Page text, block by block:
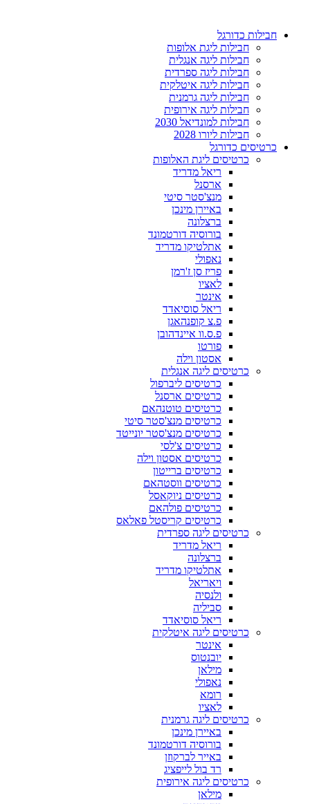
חבילות כדורגל
חבילות ליגת אלופות
חבילות ליגה אנגלית
חבילות ליגה ספרדית
חבילות ליגה איטלקית
חבילות ליגה גרמנית
חבילות ליגה אירופית
חבילות למונדיאל 2030
חבילות ליורו 2028
כרטיסים כדורגל
כרטיסים ליגת האלופות
ריאל מדריד
ארסנל
מנצ'סטר סיטי
באיירן מינכן
ברצלונה
בורוסיה דורטמונד
אתלטיקו מדריד
נאפולי
פריז סן ז'רמן
לאציו
אינטר
ריאל סוסיאדד
פ.צ קופנהאגן
פ.ס.וו איינדהובן
פורטו
אסטון וילה
כרטיסים ליגה אנגלית
כרטיסים ליברפול
כרטיסים ארסנל
כרטיסים טוטנהאם
כרטיסים מנצ'סטר סיטי
כרטיסים מנצ'סטר יונייטד
כרטיסים צ'לסי
כרטיסים אסטון וילה
כרטיסים ברייטון
כרטיסים ווסטהאם
כרטיסים ניוקאסל
כרטיסים פולהאם
כרטיסים קריסטל פאלאס
כרטיסים ליגה ספרדית
ריאל מדריד
ברצלונה
אתלטיקו מדריד
ויאריאל
ולנסיה
סביליה
ריאל סוסיאדד
כרטיסים ליגה איטלקית
אינטר
יובנטוס
מילאן
נאפולי
רומא
לאציו
כרטיסים ליגה גרמנית
באיירן מינכן
בורוסיה דורטמונד
באייר לברקוזן
רד בול לייפציג
כרטיסים ליגה אירופית
מילאן